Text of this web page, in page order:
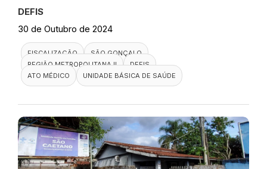
DEFIS
30 de Outubro de 2024
FISCALIZAÇÃO
SÃO GONÇALO
REGIÃO METROPOLITANA II
DEFIS
ATO MÉDICO
UNIDADE BÁSICA DE SAÚDE